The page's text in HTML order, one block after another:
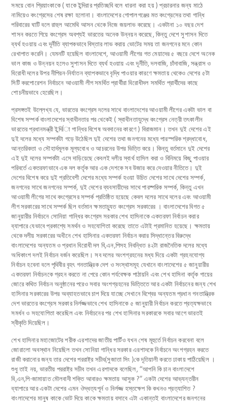
সময়ে বোন প্রিয়াংকাকে ( যাকে ইন্দিরার প্রতিচ্ছবি বলে ধারনা করা হয় ) প্রচারনার জন্য মাঠে
নামিয়েও কংগ্রেসের শেষ রক্ষা হলোনা। বাংলাদেশের গোপালগঞ্জের মত কংগ্রেসের তথা গান্ধি
পরিবারের ঘাটি বলে রাহুল আমেথি আসন থেকে নিজে জয়লাভ করেছে। একটানা ১০ বছর দেশ
শাসন করতে গিয়ে কংগ্রেস অবশ্যই ভারতের অনেক উন্নয়ন করেছে, কিন্তু দেশে সুশাসন দিতে
ব্যর্থ হওয়ায় এবং দূর্নীতি ব্যাপকভাবে বিস্তার লাভ করায় ভোটের সময় তা জনগনের মনে কোন
রেখাপাত করেনি। যেমনটি হয়েছিল বাংলাদেশে, আওয়ামী লীগের গত মেয়াদের ৫ বছরে দেশে অনেক
ভাল কাজ ও উন্নয়ন হলেও সুশাসন দিতে ব্যর্থ হওয়ায় এবং দূর্নীতি, দলবাজি, চাঁদাবাজি, সন্ত্রাস ও
বিরোধী দলের উপর নীপিরন-নির্যাতন ব্যাপকভাবে বৃদ্ধি পাওয়ার কারণে ক্ষমতায় থেকেও দেশের ৫টা
সিটি করপোরেশন নির্বাচনে আওয়ামী লীগ সমর্থিত প্রার্থীরা বিরোধীদল সমর্থিত প্রার্থীদের কাছে
শোচনীয়ভাবে হেরেছিল।
প্রসঙ্গতই উল্লেখ্য যে, ভারতের কংগ্রেস দলের সাথে বাংলাদেশের আওয়ামী লীগের একটা ভাল বা
বিশেষ সম্পর্ক বাংলাদেশের স্বাধীনতার পর থেকেই ( স্বাধীনতাযুদ্ধে কংগ্রেস নেত্রী তৎকালীন
ভারতের প্রধানমন্ত্রী ইন্দিÍা গান্ধির বিশেষ অবদানের কারণে ) বিরাজমান। তখন দুই দেশের এই
দুই দলের মধ্যে সম্পর্কটা গড়ে উঠেছিল দুই দেশের তথা জনগনের মধ্যে পারস্পরিক শ্রদ্ধাবোধ,
আন্তরিকতা ও সৌহার্দমূলক মূল্যবোধ ও আচরনের উপর ভিত্তি করে। কিন্তু বর্তমানে দুই দেশের
এই দুই দলের সম্পর্কটা এসে দাড়িয়েছে কেবলই দলীয় স্বার্থ হাসিল করা ও বিনিময়ে কিছু পাওয়ার
পরিবর্তে একতরফাভাবে এক দল কর্তৃক আর এক দেশকে সব উজার করে দেওয়ার নীতিতে। দুই
দেশের বিশেষ করে দুই প্রতিবেশী দেশের মধ্যে সম্পর্ক হওয়া উচিত দেশের সাথে দেশের সম্পর্ক,
জনগনের সাথে জনগনের সম্পর্ক, দুই দেশের ব্যবসায়ীদের সাথে পারষ্পরিক সম্পর্ক, কিন্তু এখন
আওয়ামী লীগের সাথে কংগ্রেসের সম্পর্ক প্রতিষ্ঠিত হয়েছে কেবল দলের সাথে দলের এবং আওয়ামী
লীগ সরকারের সাথে সম্পর্ক ছিল বর্তমান ক্ষমতাচ্যুত কংগ্রেস সরকারের । বাংলাদেশের বিগত ৫
জানুয়ারীর নির্বাচনে সোনিয়া গান্ধির কংগ্রেস সরকার শেখ হাসিনাকে একতরফা নির্বাচন করার
ব্যাপারে যেভাবে প্রকাশ্যে সমর্থন ও সহযোগিতা করেছে তাতে এটাই প্রমানিত হয়েছে। ক্ষমতায়
থেকে দলীয় সরকারের অধীনে শেখ হাসিনার একতরফা নির্বাচন করার সিদ্ধান্তের বিরুদ্ধে
বাংলাদেশের অন্যতম ও প্রধান বিরোধী দল বি,এন,পিসহ নিবন্ধিত ৪২টা রাজনৈতিক দলের মধ্যে
অধিকাংশ দলই নির্বাচন বর্জন করেছিল। সব দলের অংশগ্রহনের মধ্য দিয়ে একটা গ্রহনযোগ্য
নির্বাচন হবেনা বলে পৃথিবীর বৃহৎ গনতান্ত্রিক দেশ ও সংস্থাসমূহ যেখানে বাংলাদেশের ৫ জানুয়ারীর
একতরফা নির্বাচনকে গ্রহন করতে না পেরে কোন পর্যবেক্ষক পাঠায়নি এবং শেখ হাসিনা কর্তৃক গায়ের
জোরে কথিত নির্বাচন অনুষ্ঠানের পরেও সবার অংশগ্রহনের ভিত্তিতে আর একটা নির্বাচনের জন্য শেখ
হাসিনার সরকারের উপর অব্যাহতভাবে চাপ দিয়ে যাচ্ছে সেখানে বিশ্বের অন্যতম প্রধান গনতান্ত্রিক
দেশ ভারতের কংগ্রেস সরকার নির্লজ্জভাবে শেখ হাসিনাকে ৫ জানুয়ারী নির্বাচন করতে প্রত্যক্ষভাবে
সমর্ধন ও সহযোগিতা করেছিল এবং নির্বাচনের পর শেখ হাসিনার সরকারকে সবার আগে ভারতই
স্বীকৃতি দিয়েছিল।
শেখ হাসিনার মহাজোটের শরীক এরশাদের জাতীয় পার্টিও যখন শেষ মূহুর্তে নির্বাচন করবেনা বলে
জোরালো অবস্থান নিয়েছিল তখন সোনিয়া গান্ধির সরকার এরশাদকে নির্বাচনে অংশগ্রহন করতে
রাজী করানোর জন্য তার দেশের পররাষ্ট্র সচীব(সুজাতা সিং )কে দূতিয়ালী করতে ঢাকায় পাঠিয়েছিল ।
শুধু তাই নয়, ভারতীয় পররাষ্ট্র সচীব তখন এরশাদকে বলেছিল, “আপনি কি চান বাংলাদেশে
বি,এন,পি-জামায়াত মৌলবাদী শক্তি আবারও ক্ষমতায় আসুক ?” একটা দেশের আভ্যন্তরীন
ব্যাপারে আর একটা দেশের এমন ঔদ্ধত্যপূর্ন ও নির্লজ্জ হস্তক্ষেপ কি কখনও প্রত্যাশিত ?
বাংলাদেশের মানুষ কাকে ভোট দিয়ে কাকে ক্ষমতায় বসাবে এটা একান্তই বাংলাদেশের জনগনের